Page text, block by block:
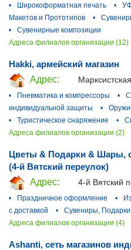
•
Широкоформатная печать •
Макетов и Прототипов
•
•
Сувенирные композиции
Адреса филиалов организации (12)
Hakki, армейский магазин
Адрес:
•
Пневматика и компрессоры •
индивидуальной защиты
•
•
Туристическое снаряжение •
Адреса филиалов организации (2)
Цветы & Подарки & Шары,
(4-й Вятский переулок)
Адрес:
4-й Вятский
•
Праздничное оформление •
с доставкой
• Сувениры, Подарки
Адреса филиалов организации (4)
Ashanti, сеть магазинов